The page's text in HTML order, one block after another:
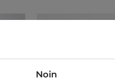
Noin